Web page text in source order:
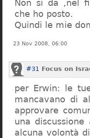
Non si da ,nel
che ho posto.
Quindi le mie
23 Nov 2008, 06:00
#31 Focus on
per Erwin: le
mancavano di
approvare
una
alcuna volontà